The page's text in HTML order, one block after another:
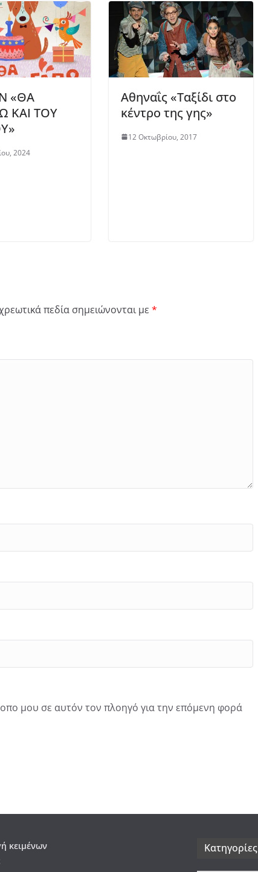
«ΘΑ
ΚΑΙ ΤΟΥ
2024
Αθηναΐς «Ταξίδι στο
κέντρο της γης»
12 Οκτωβρίου, 2017
πεδία σημειώνονται με *
μου σε αυτόν τον πλοηγό για την επόμενη φορά
κειμένων
Kατηγορίες